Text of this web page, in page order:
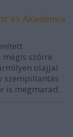
és Akadémia
szőrre
olajjal
szempillantás
is megmarad.